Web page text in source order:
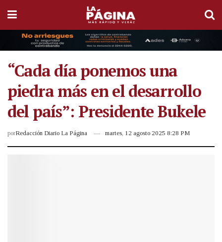
“Cada día ponemos una
piedra más en el desarrollo
del país”: Presidente Bukele
porRedacción Diario La Página martes, 12 agosto 2025 8:28 PM